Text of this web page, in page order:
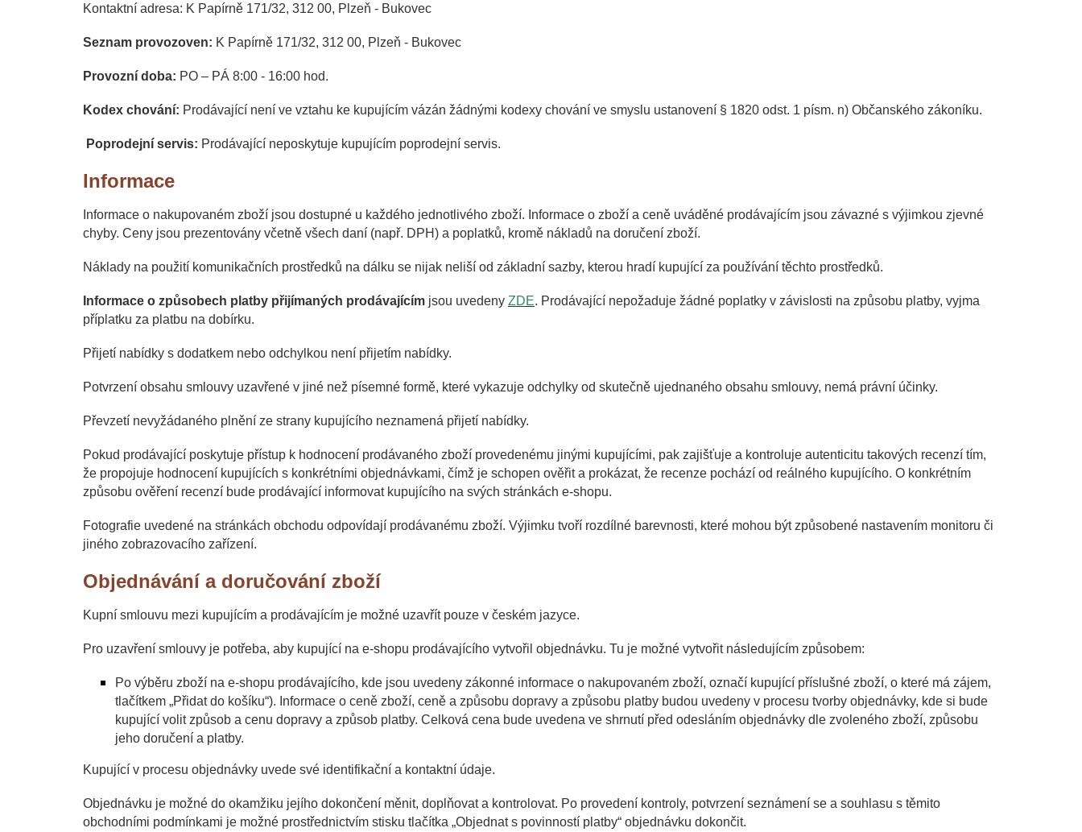
Kontaktní adresa: K Papírně 171/32, 312 00, Plzeň - Bukovec
Seznam provozoven: K Papírně 171/32, 312 00, Plzeň - Bukovec
Provozní doba: PO – PÁ 8:00 - 16:00 hod.
Kodex chování: Prodávající není ve vztahu ke kupujícím vázán žádnými kodexy chování ve smyslu ustanovení § 1820 odst. 1 písm. n) Občanského zákoníku.
Poprodejní servis: Prodávající neposkytuje kupujícím poprodejní servis.
Informace
Informace o nakupovaném zboží jsou dostupné u každého jednotlivého zboží. Informace o zboží a ceně uváděné prodávajícím jsou závazné s výjimkou zjevné
chyby. Ceny jsou prezentovány včetně všech daní (např. DPH) a poplatků, kromě nákladů na doručení zboží.
Náklady na použití komunikačních prostředků na dálku se nijak neliší od základní sazby, kterou hradí kupující za používání těchto prostředků.
Informace o způsobech platby přijímaných prodávajícím jsou uvedeny ZDE. Prodávající nepožaduje žádné poplatky v závislosti na způsobu platby, vyjma
příplatku za platbu na dobírku.
Přijetí nabídky s dodatkem nebo odchylkou není přijetím nabídky.
Potvrzení obsahu smlouvy uzavřené v jiné než písemné formě, které vykazuje odchylky od skutečně ujednaného obsahu smlouvy, nemá právní účinky.
Převzetí nevyžádaného plnění ze strany kupujícího neznamená přijetí nabídky.
Pokud prodávající poskytuje přístup k hodnocení prodávaného zboží provedenému jinými kupujícími, pak zajišťuje a kontroluje autenticitu takových recenzí tím,
že propojuje hodnocení kupujících s konkrétními objednávkami, čímž je schopen ověřit a prokázat, že recenze pochází od reálného kupujícího. O konkrétním
způsobu ověření recenzí bude prodávající informovat kupujícího na svých stránkách e-shopu.
Fotografie uvedené na stránkách obchodu odpovídají prodávanému zboží. Výjimku tvoří rozdílné barevnosti, které mohou být způsobené nastavením monitoru či
jiného zobrazovacího zařízení.
Objednávání a doručování zboží
Kupní smlouvu mezi kupujícím a prodávajícím je možné uzavřít pouze v českém jazyce.
Pro uzavření smlouvy je potřeba, aby kupující na e-shopu prodávajícího vytvořil objednávku. Tu je možné vytvořit následujícím způsobem:
Po výběru zboží na e-shopu prodávajícího, kde jsou uvedeny zákonné informace o nakupovaném zboží, označí kupující příslušné zboží, o které má zájem,
tlačítkem „Přidat do košíku“). Informace o ceně zboží, ceně a způsobu dopravy a způsobu platby budou uvedeny v procesu tvorby objednávky, kde si bude
kupující volit způsob a cenu dopravy a způsob platby. Celková cena bude uvedena ve shrnutí před odesláním objednávky dle zvoleného zboží, způsobu
jeho doručení a platby.
Kupující v procesu objednávky uvede své identifikační a kontaktní údaje.
Objednávku je možné do okamžiku jejího dokončení měnit, doplňovat a kontrolovat. Po provedení kontroly, potvrzení seznámení se a souhlasu s těmito
obchodními podmínkami je možné prostřednictvím stisku tlačítka „Objednat s povinností platby“ objednávku dokončit.